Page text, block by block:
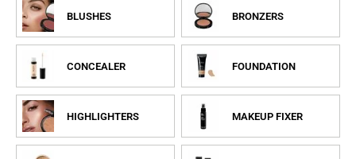
BLUSHES BRONZERS
CONCEALER FOUNDATION
HIGHLIGHTERS MAKEUP FIXER